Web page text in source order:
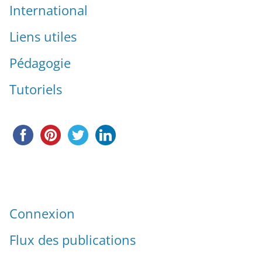
International
Liens utiles
Pédagogie
Tutoriels
Connexion
Flux des publications